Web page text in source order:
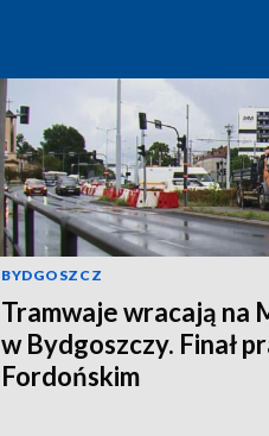
BYDGOSZCZ
Tramwaje wracają na
w Bydgoszczy. Finał
Fordońskim